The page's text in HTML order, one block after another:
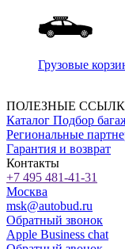
Грузовые
ПОЛЕЗНЫЕ
Каталог Подбор
Региональные
Гарантия и возврат
Контакты
+7 495 481-41-31
Москва
msk@autobud.ru
Обратный звонок
Apple Business chat